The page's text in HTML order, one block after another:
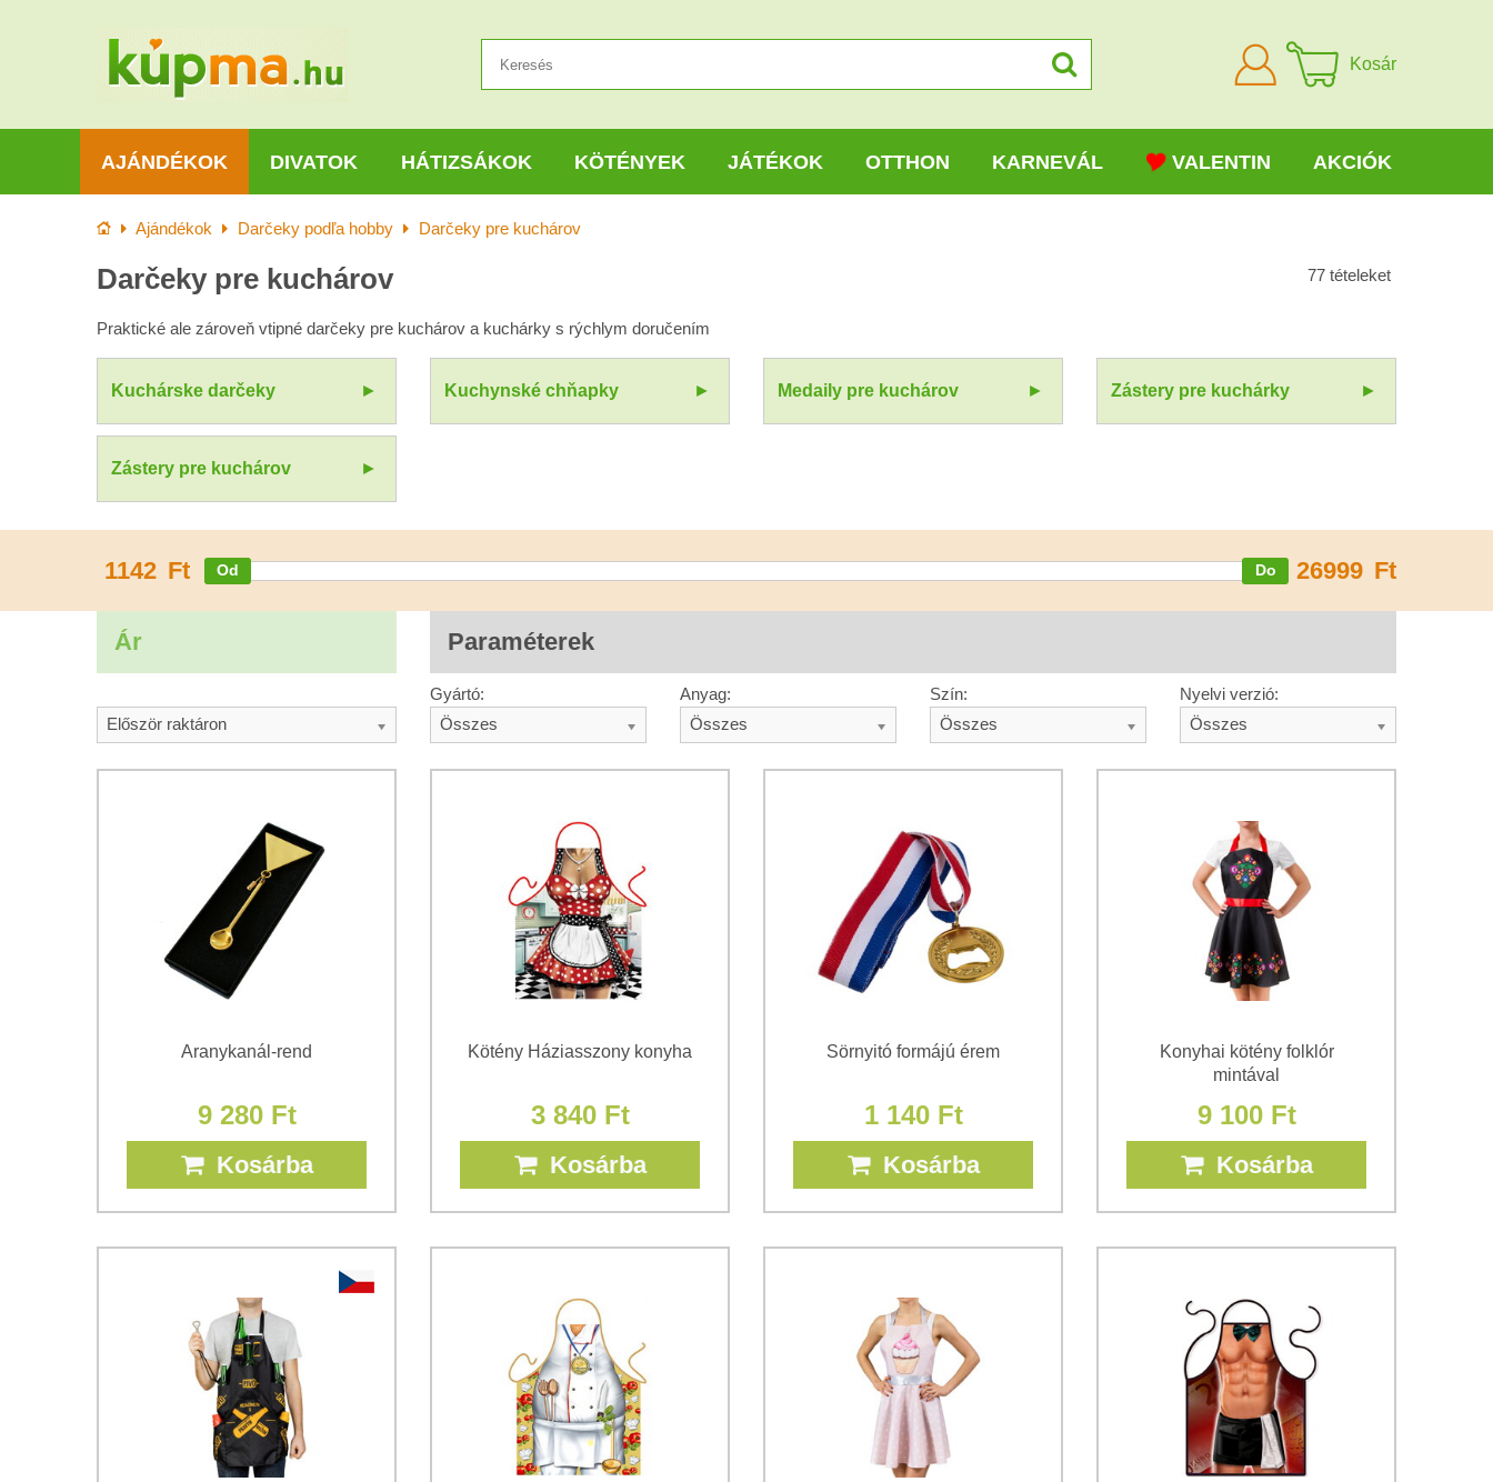
Bejelentkezni
Kosár
AJÁNDÉKOK DIVATOK HÁTIZSÁKOK KÖTÉNYEK JÁTÉKOK OTTHON KARNEVÁL VALENTIN AKCIÓK
KezdőlapAjándékok Darčeky podľa hobby Darčeky pre kuchárov
Darčeky pre kuchárov 77 tételeket
Praktické ale zároveň vtipné darčeky pre kuchárov a kuchárky s rýchlym doručením
Kuchárske darčeky Kuchynské chňapky Medaily pre kuchárov Zástery pre kuchárky
Zástery pre kuchárov
1142 Ft 26999 Ft
Ár Paraméterek
Először raktáron
Gyártó:
Összes
Anyag:
Összes
Szín:
Összes
Nyelvi verzió:
Összes
Aranykanál-rend
9 280 Ft
Kosárba
Kötény Háziasszony konyha
3 840 Ft
Kosárba
Sörnyitó formájú érem
1 140 Ft
Kosárba
Konyhai kötény folklór
mintával
9 100 Ft
Kosárba